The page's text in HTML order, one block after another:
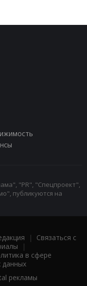
"PR", "Спецпроект",
публикуются на
| Связаться с
|
в сфере
данных
рекламы